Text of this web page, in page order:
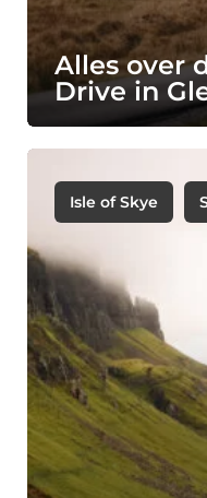
Alles over
Drive in
Isle of Skye